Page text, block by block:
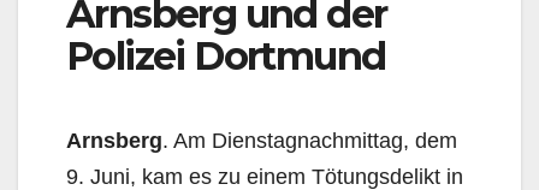
Arnsberg und der
Polizei Dortmund
Arnsberg. Am Dienstagnachmittag, dem
9. Juni, kam es zu einem Tötungsdelikt in